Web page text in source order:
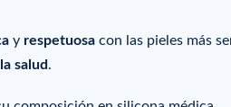
y respetuosa con las pieles más
salud.